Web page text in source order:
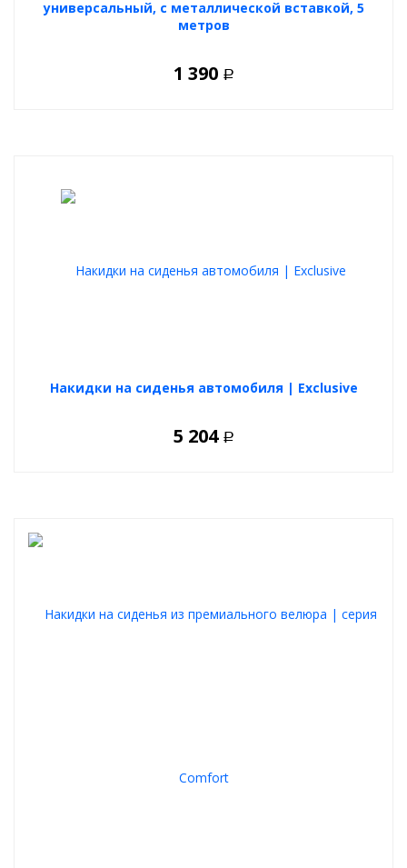
универсальный, с металлической вставкой, 5
метров
1 390 Р
Накидки на сиденья автомобиля | Exclusive
5 204 Р